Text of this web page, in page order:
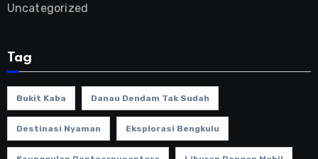
Uncategorized
Tag
Bukit Kaba Danau Dendam Tak Sudah
Destinasi Nyaman Eksplorasi Bengkulu